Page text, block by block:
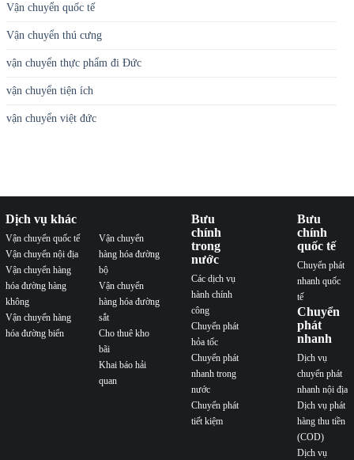
Vận chuyển quốc tế
Vận chuyển thú cưng
vận chuyển thực phẩm đi Đức
vận chuyển tiện ích
vận chuyển việt đức
Dịch vụ khác
Vận chuyển quốc tế
Vận chuyển nội địa
Vận chuyển hàng
hóa đường hàng
không
Vận chuyển hàng
hóa đường biển
Vận chuyển
hàng hóa đường
bộ
Vận chuyển
hàng hóa đường
sắt
Cho thuê kho
bãi
Khai báo hải
quan
Bưu
chính
trong
nước
Các dịch vụ
hành chính
công
Chuyển phát
hỏa tốc
Chuyển phát
nhanh trong
nước
Chuyển phát
tiết kiệm
Bưu
chính
quốc tế
Chuyển phát
nhanh quốc
tế
Chuyển
phát
nhanh
Dịch vụ
chuyển phát
nhanh nội địa
Dịch vụ phát
hàng thu tiền
(COD)
Dịch vụ